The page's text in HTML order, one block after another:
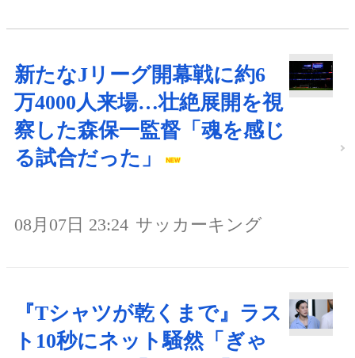
新たなJリーグ開幕戦に約6
万4000人来場…壮絶展開を視
察した森保一監督「魂を感じ
る試合だった」
08月07日 23:24 サッカーキング
『Tシャツが乾くまで』ラス
ト10秒にネット騒然「ぎゃ